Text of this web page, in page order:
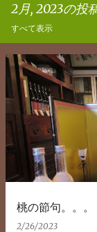
2月, 2023の投
すべて表示
投
稿
桃の節句。。。
2/26/2023